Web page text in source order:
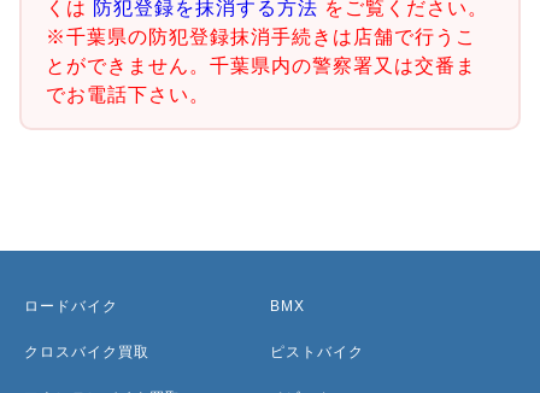
くは 防犯登録を抹消する方法 をご覧ください。
※千葉県の防犯登録抹消手続きは店舗で行うこ
とができません。千葉県内の警察署又は交番ま
でお電話下さい。
ロードバイク
クロスバイク買取
BMX
ピストバイク